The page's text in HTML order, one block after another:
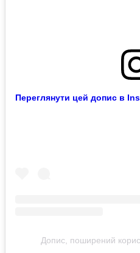
Переглянути цей допис в
Допис, поширений